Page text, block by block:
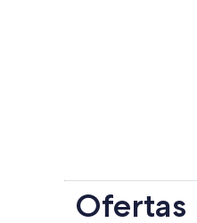
Ofertas